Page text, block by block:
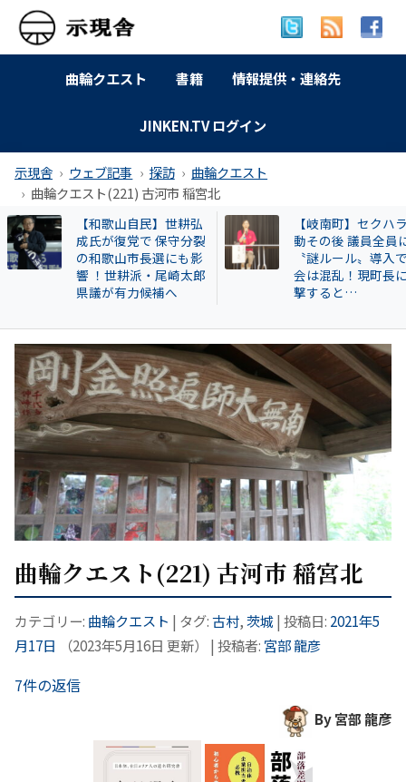
曲輪クエスト 書籍 情報提供・連絡先
JINKEN.TV ログイン
示現舎 ウェブ記事 探訪
曲輪クエスト
曲輪クエスト(221) 古河市 稲宮北
【岐南町】セクハラ騒
動その後 議員全員に
〝謎ルール〟導入で議
会は混乱！現町長に直
撃すると…
曲輪クエスト(462)
本町広瀬
曲輪クエスト(221) 古河市 稲宮北
カテゴリー: 曲輪クエスト | タグ:古村,茨城| 投稿日: 2021年5
月17日
（2023年5月16日 更新） | 投稿者: 宮部 龍彦
7件の返信
By 宮部 龍彦